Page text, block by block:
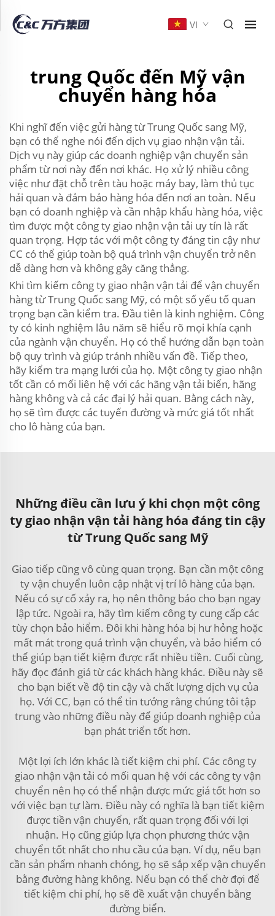
VI
trung Quốc đến Mỹ vận
chuyển hàng hóa
Khi nghĩ đến việc gửi hàng từ Trung Quốc sang Mỹ,
bạn có thể nghe nói đến dịch vụ giao nhận vận tải.
Dịch vụ này giúp các doanh nghiệp vận chuyển sản
phẩm từ nơi này đến nơi khác. Họ xử lý nhiều công
việc như đặt chỗ trên tàu hoặc máy bay, làm thủ tục
hải quan và đảm bảo hàng hóa đến nơi an toàn. Nếu
bạn có doanh nghiệp và cần nhập khẩu hàng hóa, việc
tìm được một công ty giao nhận vận tải uy tín là rất
quan trọng. Hợp tác với một công ty đáng tin cậy như
CC có thể giúp toàn bộ quá trình vận chuyển trở nên
dễ dàng hơn và không gây căng thẳng.
Khi tìm kiếm công ty giao nhận vận tải để vận chuyển
hàng từ Trung Quốc sang Mỹ, có một số yếu tố quan
trọng bạn cần kiểm tra. Đầu tiên là kinh nghiệm. Công
ty có kinh nghiệm lâu năm sẽ hiểu rõ mọi khía cạnh
của ngành vận chuyển. Họ có thể hướng dẫn bạn toàn
bộ quy trình và giúp tránh nhiều vấn đề. Tiếp theo,
hãy kiểm tra mạng lưới của họ. Một công ty giao nhận
tốt cần có mối liên hệ với các hãng vận tải biển, hãng
hàng không và cả các đại lý hải quan. Bằng cách này,
họ sẽ tìm được các tuyến đường và mức giá tốt nhất
cho lô hàng của bạn.
Những điều cần lưu ý khi chọn một công
ty giao nhận vận tải hàng hóa đáng tin cậy
từ Trung Quốc sang Mỹ
Giao tiếp cũng vô cùng quan trọng. Bạn cần một công
ty vận chuyển luôn cập nhật vị trí lô hàng của bạn.
Nếu có sự cố xảy ra, họ nên thông báo cho bạn ngay
lập tức. Ngoài ra, hãy tìm kiếm công ty cung cấp các
tùy chọn bảo hiểm. Đôi khi hàng hóa bị hư hỏng hoặc
mất mát trong quá trình vận chuyển, và bảo hiểm có
thể giúp bạn tiết kiệm được rất nhiều tiền. Cuối cùng,
hãy đọc đánh giá từ các khách hàng khác. Điều này sẽ
cho bạn biết về độ tin cậy và chất lượng dịch vụ của
họ. Với CC, bạn có thể tin tưởng rằng chúng tôi tập
trung vào những điều này để giúp doanh nghiệp của
bạn phát triển tốt hơn.
Một lợi ích lớn khác là tiết kiệm chi phí. Các công ty
giao nhận vận tải có mối quan hệ với các công ty vận
chuyển nên họ có thể nhận được mức giá tốt hơn so
với việc bạn tự làm. Điều này có nghĩa là bạn tiết kiệm
được tiền vận chuyển, rất quan trọng đối với lợi
nhuận. Họ cũng giúp lựa chọn phương thức vận
chuyển tốt nhất cho nhu cầu của bạn. Ví dụ, nếu bạn
cần sản phẩm nhanh chóng, họ sẽ sắp xếp vận chuyển
bằng đường hàng không. Nếu bạn có thể chờ đợi để
tiết kiệm chi phí, họ sẽ đề xuất vận chuyển bằng
đường biển.